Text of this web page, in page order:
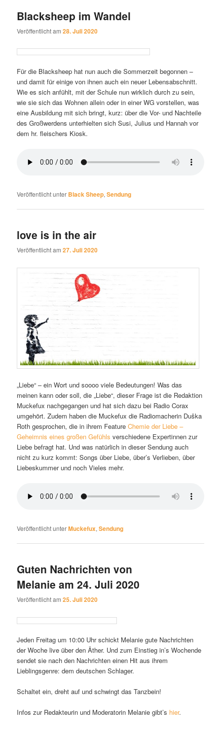
Blacksheep im Wandel
Veröffentlicht am28. Juli 2020
Für die Blacksheep hat nun auch die Sommerzeit begonnen –
und damit für einige von ihnen auch ein neuer Lebensabschnitt.
Wie es sich anfühlt, mit der Schule nun wirklich durch zu sein,
wie sie sich das Wohnen allein oder in einer WG vorstellen, was
eine Ausbildung mit sich bringt, kurz: über die Vor- und Nachteile
des Großwerdens unterhielten sich Susi, Julius und Hannah vor
dem hr. fleischers Kiosk.
Veröffentlicht unter Black Sheep,Sendung
love is in the air
Veröffentlicht am27. Juli 2020
„Liebe“ – ein Wort und soooo viele Bedeutungen! Was das
meinen kann oder soll, die „Liebe“, dieser Frage ist die Redaktion
Muckefux nachgegangen und hat sich dazu bei Radio Corax
umgehört. Zudem haben die Muckefux die Radiomacherin Duška
Roth gesprochen, die in ihrem FeatureChemie der Liebe –
Geheimnis eines großen Gefühls verschiedene Expertinnen zur
Liebe befragt hat. Und was natürlich in dieser Sendung auch
nicht zu kurz kommt: Songs über Liebe, über’s Verlieben, über
Liebeskummer und noch Vieles mehr.
Veröffentlicht unterMuckefux,Sendung
Guten Nachrichten von
Melanie am 24. Juli 2020
Veröffentlicht am25. Juli 2020
Jeden Freitag um 10:00 Uhr schickt Melanie gute Nachrichten
der Woche live über den Äther. Und zum Einstieg in’s Wochende
sendet sie nach den Nachrichten einen Hit aus ihrem
Lieblingsgenre: dem deutschen Schlager.
Schaltet ein, dreht auf und schwingt das Tanzbein!
Infos zur Redakteurin und Moderatorin Melanie gibt’s hier.